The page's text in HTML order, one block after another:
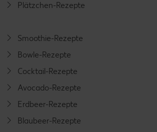
Plätzchen-Rezepte
Smoothie-Rezepte
Bowle-Rezepte
Cocktail-Rezepte
Avocado-Rezepte
Erdbeer-Rezepte
Blaubeer-Rezepte